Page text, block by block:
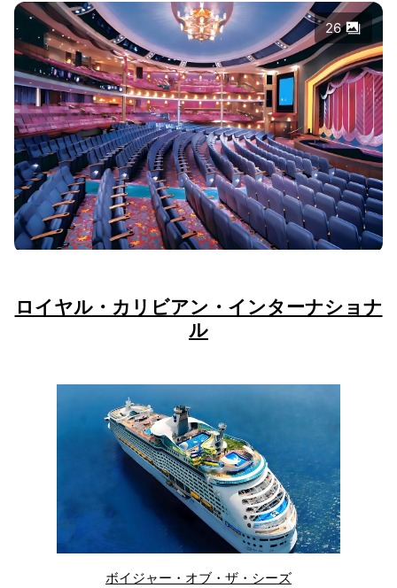
26
ロイヤル・カリビアン・インターナショナ
ル
ボイジャー・オブ・ザ・シーズ